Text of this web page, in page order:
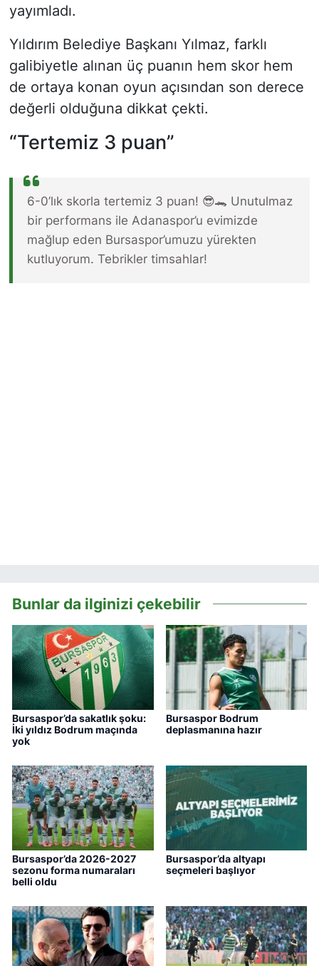
yayımladı.
Yıldırım Belediye Başkanı Yılmaz, farklı
galibiyetle alınan üç puanın hem skor hem
de ortaya konan oyun açısından son derece
değerli olduğuna dikkat çekti.
“Tertemiz 3 puan”
6-0’lık skorla tertemiz 3 puan! 😎🐊 Unutulmaz
bir performans ile Adanaspor’u evimizde
mağlup eden Bursaspor’umuzu yürekten
kutluyorum. Tebrikler timsahlar!
Bunlar da ilginizi çekebilir
Bursaspor’da sakatlık şoku:
İki yıldız Bodrum maçında
yok
Bursaspor Bodrum
deplasmanına hazır
Bursaspor’da 2026-2027
sezonu forma numaraları
belli oldu
Bursaspor’da altyapı
seçmeleri başlıyor